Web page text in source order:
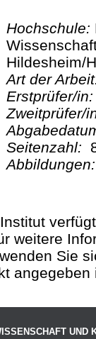
Hochschule:
Hildesheim/
Art der
Erstprüfer/
Seitenzahl:
weitere
Sie
UND